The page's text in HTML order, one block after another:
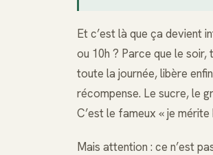
Et c’est là que ça devient
ou 10h ? Parce que le
toute la journée, libère
récompense. Le sucre, le
C’est le fameux « je
Mais attention : ce n’est